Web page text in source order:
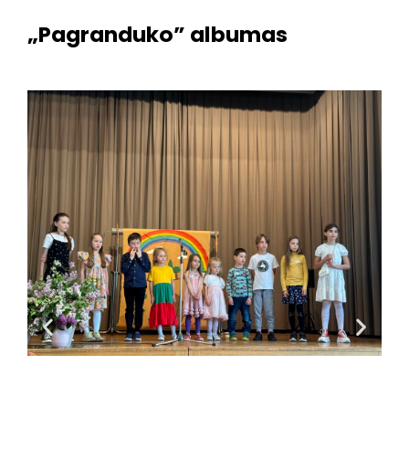
„Pagranduko” albumas